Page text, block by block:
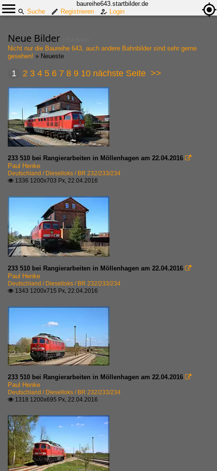
baureihe643.startbilder.de
Suche
Registrieren Login
Neue Bilder
Nicht nur die Baureihe 643, auch andere Bahnbilder sind sehr gerne
gesehen! » Neueste
1 2 3 4 5 6 7 8 9 10 nächste Seite >>
233 510 bei Rangierarbeiten in Möllenhagen am 22.04.2016 
Paul Henke
Deutschland / Dieselloks / BR 232/233/234
 1336 1200x703 Px, 22.04.2016
233 510 bei Rangierarbeiten in Möllenhagen am 22.04.2016 
Paul Henke
Deutschland / Dieselloks / BR 232/233/234
 1343 1200x715 Px, 22.04.2016
233 510 bei Rangierarbeiten in Möllenhagen am 22.04.2016 
Paul Henke
Deutschland / Dieselloks / BR 232/233/234
 1318 1200x695 Px, 22.04.2016